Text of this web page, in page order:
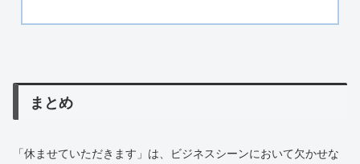
まとめ
「休ませていただきます」は、ビジネスシーンにおいて欠かせな